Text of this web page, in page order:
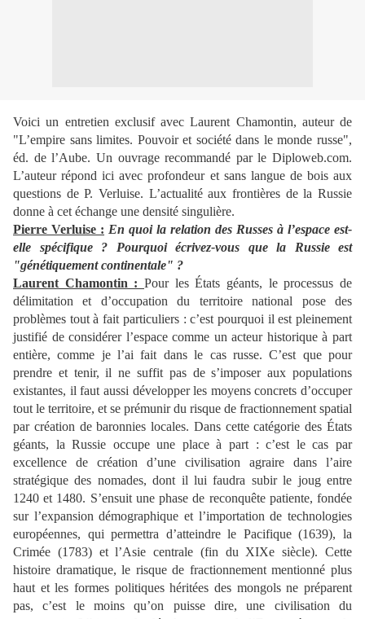
Voici un entretien exclusif avec Laurent Chamontin, auteur de
"L’empire sans limites. Pouvoir et société dans le monde russe",
éd. de l’Aube. Un ouvrage recommandé par le Diploweb.com.
L’auteur répond ici avec profondeur et sans langue de bois aux
questions de P. Verluise. L’actualité aux frontières de la Russie
donne à cet échange une densité singulière.
Pierre Verluise : En quoi la relation des Russes à l’espace est-
elle spécifique ? Pourquoi écrivez-vous que la Russie est
"génétiquement continentale" ?
Laurent Chamontin : Pour les États géants, le processus de
délimitation et d’occupation du territoire national pose des
problèmes tout à fait particuliers : c’est pourquoi il est pleinement
justifié de considérer l’espace comme un acteur historique à part
entière, comme je l’ai fait dans le cas russe. C’est que pour
prendre et tenir, il ne suffit pas de s’imposer aux populations
existantes, il faut aussi développer les moyens concrets d’occuper
tout le territoire, et se prémunir du risque de fractionnement spatial
par création de baronnies locales. Dans cette catégorie des États
géants, la Russie occupe une place à part : c’est le cas par
excellence de création d’une civilisation agraire dans l’aire
stratégique des nomades, dont il lui faudra subir le joug entre
1240 et 1480. S’ensuit une phase de reconquête patiente, fondée
sur l’expansion démographique et l’importation de technologies
européennes, qui permettra d’atteindre le Pacifique (1639), la
Crimée (1783) et l’Asie centrale (fin du XIXe siècle). Cette
histoire dramatique, le risque de fractionnement mentionné plus
haut et les formes politiques héritées des mongols ne préparent
pas, c’est le moins qu’on puisse dire, une civilisation du